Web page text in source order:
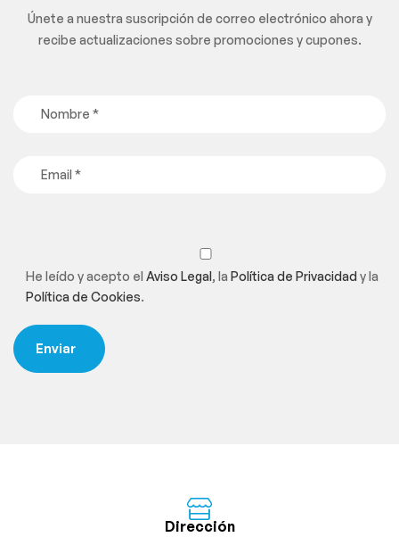
Únete a nuestra suscripción de correo electrónico ahora y
recibe actualizaciones sobre promociones y cupones.
He leído y acepto el Aviso Legal, la Política de Privacidady la
Política de Cookies.
Dirección